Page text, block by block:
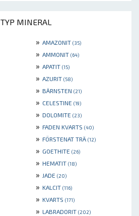
TYP MINERAL
» AMAZONIT (35)
» AMMONIT (64)
» APATIT (15)
» AZURIT (58)
» BÄRNSTEN (21)
» CELESTINE (19)
» DOLOMITE (23)
» FADEN KVARTS (40)
» FÖRSTENAT TRÄ (12)
» GOETHITE (26)
» HEMATIT (18)
» JADE (20)
» KALCIT (116)
» KVARTS (171)
» LABRADORIT (202)